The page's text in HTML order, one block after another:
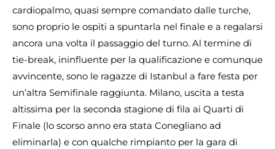
cardiopalmo, quasi sempre comandato dalle turche,
sono proprio le ospiti a spuntarla nel finale e a regalarsi
ancora una volta il passaggio del turno. Al termine di
tie-break, ininfluente per la qualificazione e comunque
avvincente, sono le ragazze di Istanbul a fare festa per
un’altra Semifinale raggiunta. Milano, uscita a testa
altissima per la seconda stagione di fila ai Quarti di
Finale (lo scorso anno era stata Conegliano ad
eliminarla) e con qualche rimpianto per la gara di